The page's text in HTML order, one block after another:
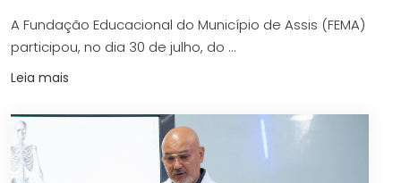
A Fundação Educacional do Município de Assis (FEMA)
participou, no dia 30 de julho, do ...
Leia mais